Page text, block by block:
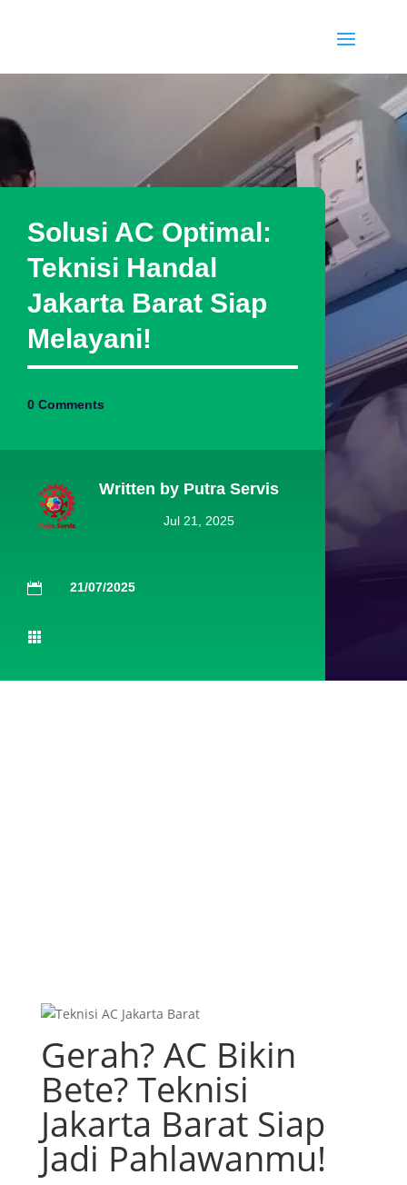
Solusi AC Optimal:
Teknisi Handal
Jakarta Barat Siap
Melayani!
0 Comments
Written by Putra Servis
Jul 21, 2025
 21/07/2025

Gerah? AC Bikin
Bete? Teknisi
Jakarta Barat Siap
Jadi Pahlawanmu!